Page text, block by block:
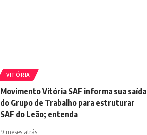
VITÓRIA
Movimento Vitória SAF informa sua saída
do Grupo de Trabalho para estruturar
SAF do Leão; entenda
9 meses atrás